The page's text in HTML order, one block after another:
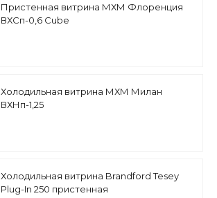
Пристенная витрина МХМ Флоренция
ВХСп-0,6 Cube
Холодильная витрина МХМ Милан
ВХНп-1,25
Холодильная витрина Brandford Tesey
Plug-In 250 пристенная